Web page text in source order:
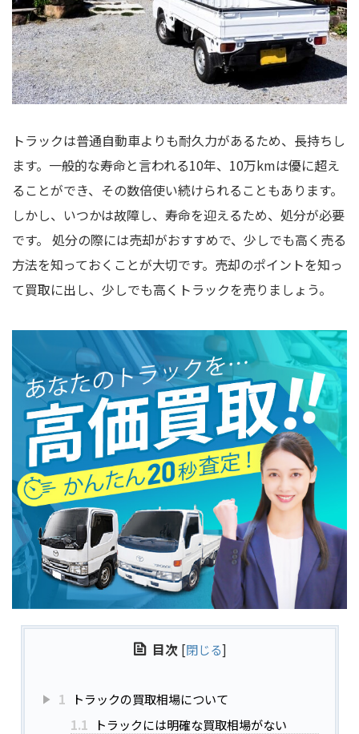
トラックは普通自動車よりも耐久力があるため、長持ちし
ます。一般的な寿命と言われる10年、10万kmは優に超え
ることができ、その数倍使い続けられることもあります。
しかし、いつかは故障し、寿命を迎えるため、処分が必要
です。 処分の際には売却がおすすめで、少しでも高く売る
方法を知っておくことが大切です。売却のポイントを知っ
て買取に出し、少しでも高くトラックを売りましょう。
目次 [閉じる]
1
トラックの買取相場について
1.1
トラックには明確な買取相場がない